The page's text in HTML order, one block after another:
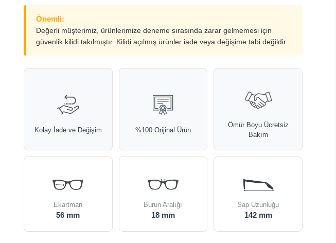
Önemli:
Değerli müşterimiz, ürünlerimize deneme sırasında zarar gelmemesi için
güvenlik kilidi takılmıştır. Kilidi açılmış ürünler iade veya değişime tabi değildir.
Kolay İade ve Değişim %100 Orijinal Ürün
Ömür Boyu Ücretsiz
Bakım
Ekartman
56 mm
Burun Aralığı
18 mm
Sap Uzunluğu
142 mm